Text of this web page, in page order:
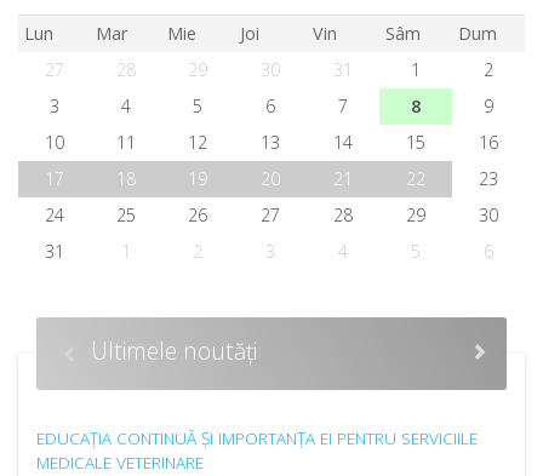
Lun Mar Mie Joi Vin Sâm
Dum
27
28 29 30 31 1
2
3
4 5 6 7 8
9
10
11 12 13 14 15
16
17
18 19 20 21 22
23
24
25 26 27 28 29
30
31
1 2 3 4 5 6
Ultimele noutăți
EDUCAȚIA CONTINUĂ ȘI IMPORTANȚA EI PENTRU SERVICIILE
MEDICALE VETERINARE